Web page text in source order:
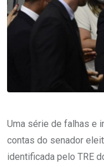
Uma série de falhas e
contas do senador
identificada pelo TRE